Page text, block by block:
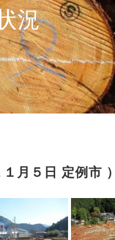
況
月５日 定例市 ）